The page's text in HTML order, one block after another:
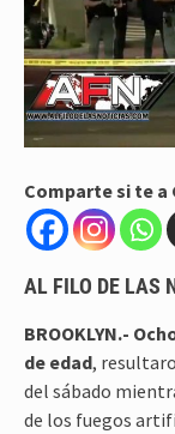
Comparte si te a
AL FILO DE LAS
BROOKLYN.-
de edad,
del sábado
de los fuegos